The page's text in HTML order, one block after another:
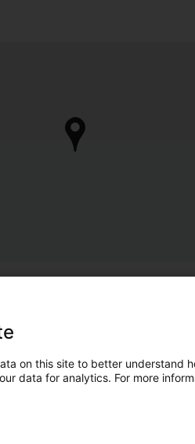
Sidd Dir de
Huelt d'Kontroll vun
Andere Professiounelle
on this site to better understand
data for analytics. For more